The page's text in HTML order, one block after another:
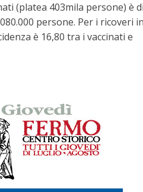
(platea 403mila persone) è di
persone. Per i ricoveri in
è 16,80 tra i vaccinati e